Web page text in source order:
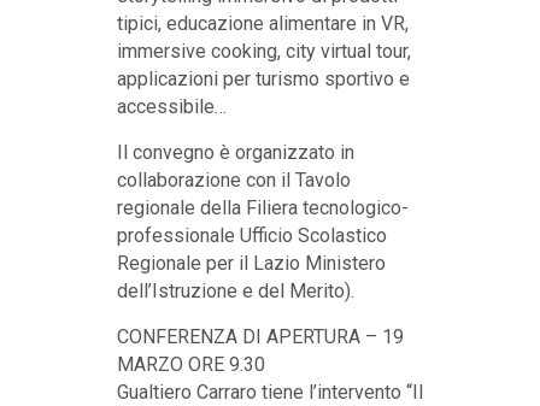
tipici, educazione alimentare in VR,
immersive cooking, city virtual tour,
applicazioni per turismo sportivo e
accessibile…
Il convegno è organizzato in
collaborazione con il Tavolo
regionale della Filiera tecnologico-
professionale Ufficio Scolastico
Regionale per il Lazio Ministero
dell’Istruzione e del Merito).
CONFERENZA DI APERTURA – 19
MARZO ORE 9.30
Gualtiero Carraro tiene l’intervento “Il